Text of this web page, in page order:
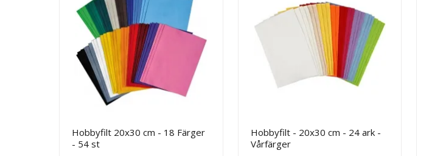
Hobbyfilt 20x30 cm - 18 Färger
- 54 st
Hobbyfilt - 20x30 cm - 24 ark -
Vårfärger